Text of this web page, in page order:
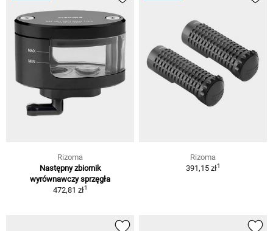
Rizoma
Następny zbiornik
wyrównawczy sprzęgła
472,81 zł1
Rizoma
391,15 zł1